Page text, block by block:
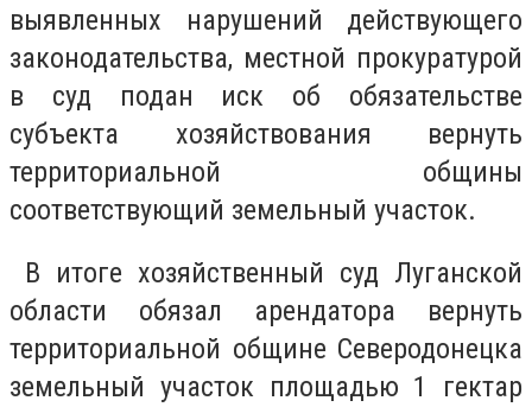
выявленных нарушений действующего
законодательства, местной прокуратурой
в суд подан иск об обязательстве
субъекта хозяйствования вернуть
территориальной общины
соответствующий земельный участок.
В итоге хозяйственный суд Луганской
области обязал арендатора вернуть
территориальной общине Северодонецка
земельный участок площадью 1 гектар